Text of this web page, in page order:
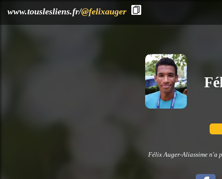
www.touslesliens.fr/@felixauger
Félix Auger-Aliassime n'a